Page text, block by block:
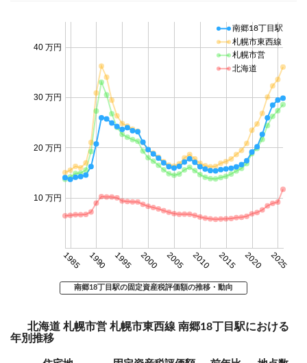
1985 1990 1995 2000 2005 2010 2015 2020 2025
10 万円
20 万円
30 万円
40 万円
南郷18丁目駅
札幌市東西線
札幌市営
北海道
南郷18丁目駅の固定資産税評価額の推移・動向
北海道 札幌市営 札幌市東西線 南郷18丁目駅における
年別推移